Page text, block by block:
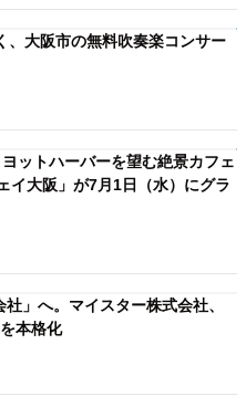
、大阪市の無料吹奏楽コンサー
ットハーバーを望む絶景カフェ
イ大阪」が7月1日（水）にグラ
」へ。マイスター株式会社、
本格化